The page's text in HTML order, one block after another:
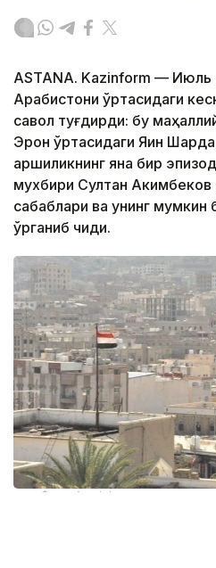
ASTANA. Kazinform — Июль
Арабистони ўртасидаги
савол туғдирди: бу
Эрон ўртасидаги Яқин
қаршиликнинг яна бир
мухбири Султан Акимбеков
сабаблари ва унинг мумкин
ўрганиб чиқди.
Фото: Anadolu